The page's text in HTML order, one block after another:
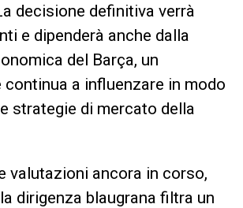
decisione definitiva verrà
e dipenderà anche dalla
del Barça, un
continua a influenzare in modo
strategie di mercato della
valutazioni ancora in corso,
dirigenza blaugrana filtra un